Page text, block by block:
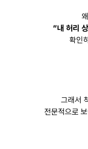
“내 허리
확인
그래서
전문적으로